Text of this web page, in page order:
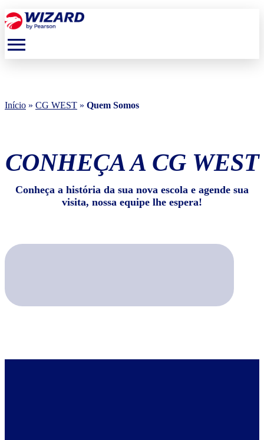
menu
Início » CG WEST » Quem Somos
CONHEÇA A CG WEST
Conheça a história da sua nova escola e agende sua
visita, nossa equipe lhe espera!